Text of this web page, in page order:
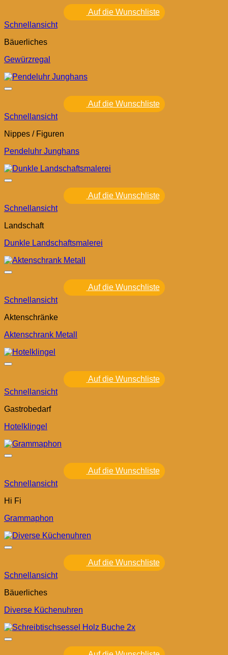
Auf die Wunschliste
Schnellansicht
Bäuerliches
Gewürzregal
Auf die Wunschliste
Schnellansicht
Nippes / Figuren
Pendeluhr Junghans
Auf die Wunschliste
Schnellansicht
Landschaft
Dunkle Landschaftsmalerei
Auf die Wunschliste
Schnellansicht
Aktenschränke
Aktenschrank Metall
Auf die Wunschliste
Schnellansicht
Gastrobedarf
Hotelklingel
Auf die Wunschliste
Schnellansicht
Hi Fi
Grammaphon
Auf die Wunschliste
Schnellansicht
Bäuerliches
Diverse Küchenuhren